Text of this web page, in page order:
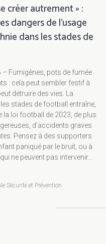
créer autrement » :
dangers de l’usage
dans les stades de
– Fumigènes, pots de fumée
: cela peut sembler festif à
détruire des vies. La
stades de football entraîne,
loi football de 2023, de plus
d’accidents graves
Pensez à des supporters
paniqué par le bruit, ou à
ne peuvent pas intervenir...
Sécurité et Prévention